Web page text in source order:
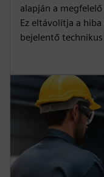
alapján a
Ez eltávolítja a
bejelentő